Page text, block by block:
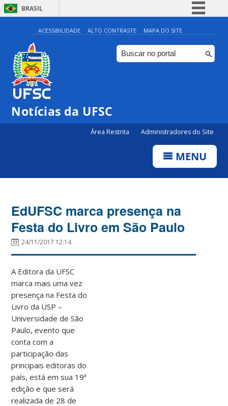
BRASIL
Simplifique!
Comunica BR
Participe
ACESSIBILIDADE ALTO CONTRASTE MAPA DO SITE
Notícias da UFSC
Área Restrita Administradores do Site
MENU
EdUFSC marca presença na
Festa do Livro em São Paulo
24/11/2017 12:14
A Editora da UFSC
marca mais uma vez
presença na Festa do
Livro da USP –
Universidade de São
Paulo, evento que
conta com a
participação das
principais editoras do
país, está em sua 19ª
edição e que será
realizada de 28 de